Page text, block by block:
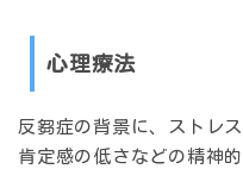
心理療法
反芻症の背景に、ストレ
肯定感の低さなどの 精神